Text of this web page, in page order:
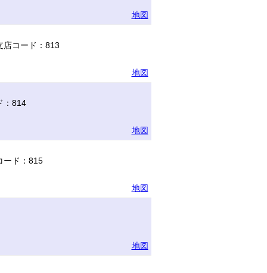
地図
コード：813
地図
：814
地図
ド：815
地図
地図